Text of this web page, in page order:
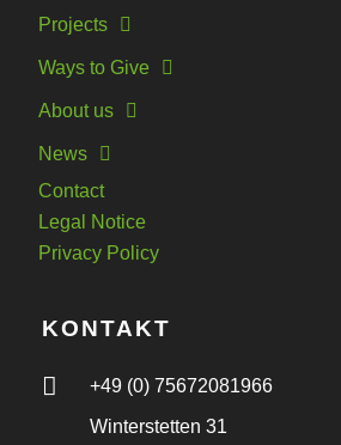
Projects
Ways to Give
About us
News
Contact
Legal Notice
Privacy Policy
KONTAKT
+49 (0) 75672081966
Winterstetten 31